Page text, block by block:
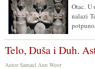
Otac. U
nalazi
Telo, Duša i Duh.
Autor Samael Aun Weor